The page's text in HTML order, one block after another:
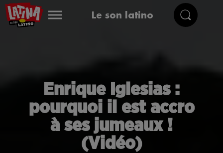
Le son latino
Enrique Iglesias :
pourquoi il est accro
à ses jumeaux !
(Vidéo)